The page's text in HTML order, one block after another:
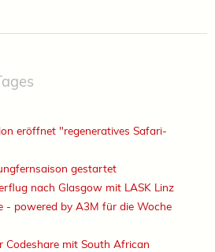
eröffnet "regeneratives Safari-
gestartet
nach Glasgow mit LASK Linz
- powered by A3M für die Woche
Codeshare mit South African